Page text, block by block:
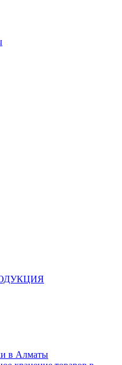
в Алматы